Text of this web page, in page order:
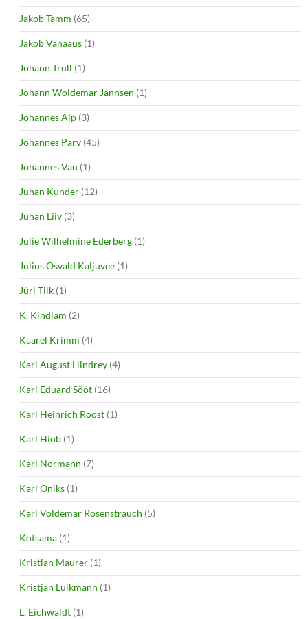
Jakob Tamm (65)
Jakob Vanaaus (1)
Johann Trull (1)
Johann Woldemar Jannsen (1)
Johannes Alp (3)
Johannes Parv (45)
Johannes Vau (1)
Juhan Kunder (12)
Juhan Liiv (3)
Julie Wilhelmine Ederberg (1)
Julius Osvald Kaljuvee (1)
Jüri Tilk (1)
K. Kindlam (2)
Kaarel Krimm (4)
Karl August Hindrey (4)
Karl Eduard Sööt (16)
Karl Heinrich Roost (1)
Karl Hiob (1)
Karl Normann (7)
Karl Oniks (1)
Karl Voldemar Rosenstrauch (5)
Kotsama (1)
Kristian Maurer (1)
Kristjan Luikmann (1)
L. Eichwaldt (1)